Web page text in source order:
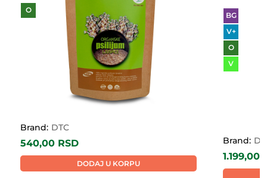
O
Brand: DTC
540,00 RSD
DODAJ U KORPU
BG
V+
O
V
Brand:
1.199,00